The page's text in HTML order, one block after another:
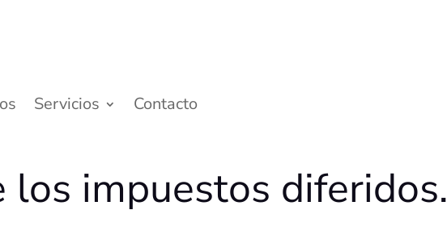
Servicios Contacto
los impuestos diferidos.